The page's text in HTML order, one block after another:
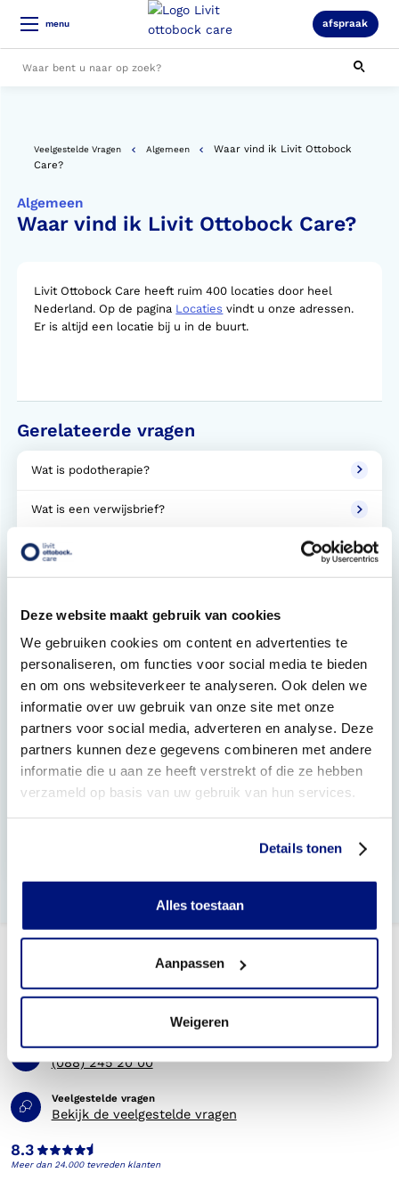
Deze website maakt gebruik van cookies
We gebruiken cookies om content en advertenties te
personaliseren, om functies voor social media te bieden
en om ons websiteverkeer te analyseren. Ook delen we
informatie over uw gebruik van onze site met onze
partners voor social media, adverteren en analyse. Deze
partners kunnen deze gegevens combineren met andere
informatie die u aan ze heeft verstrekt of die ze hebben
verzameld op basis van uw gebruik van hun services.
Details tonen
Alles toestaan
Aanpassen
Weigeren
menu afspraak
Veelgestelde Vragen Algemeen
Waar vind ik Livit Ottobock
Care?
Algemeen
Waar vind ik Livit Ottobock Care?
Livit Ottobock Care heeft ruim 400 locaties door heel
Nederland. Op de pagina Locaties vindt u onze adressen.
Er is altijd een locatie bij u in de buurt.
Gerelateerde vragen
Wat is podotherapie?
Wat is een verwijsbrief?
Voor welke hulpmiddelen kan ik bij Livit Ottobock Care
Hoe weet ik zeker dat ik goed zit bij Livit Ottobock
Care?
Wanneer kan ik bij Livit Ottobock Care terecht?
Kan Livit Ottobock Care ook bij mij thuis komen?
Wat is het privacy beleid van Livit Ottobock Care?
Telefonisch bereikbaar
(088) 245 20 00
Veelgestelde vragen
Bekijk de veelgestelde vragen
8.3
Meer dan 24.000 tevreden klanten